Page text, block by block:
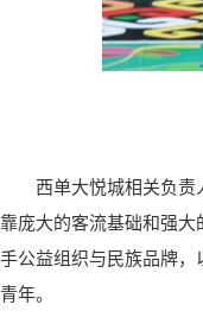
西单大悦城相关负
靠庞大的客流基础和强
手公益组织与民族品牌
青年。